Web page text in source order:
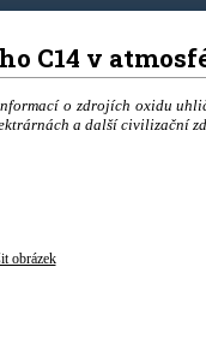
C14 v
o zdrojích oxidu
a další civilizační
obrázek